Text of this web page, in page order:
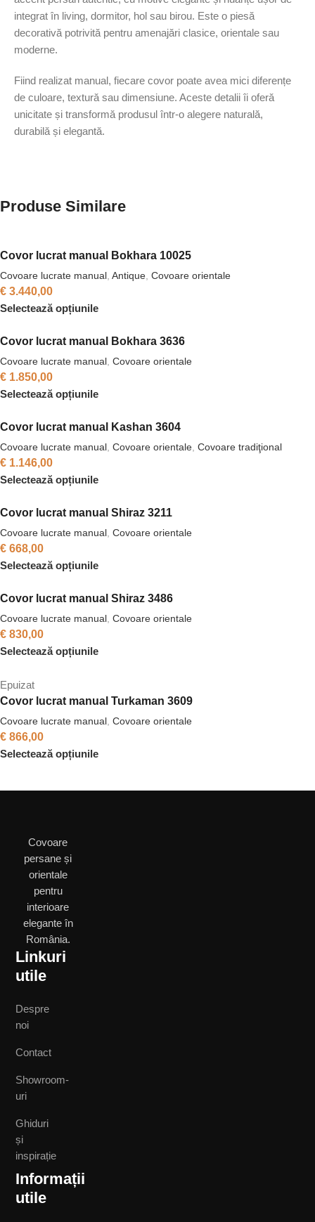
integrat în living, dormitor, hol sau birou. Este o piesă
decorativă potrivită pentru amenajări clasice, orientale sau
moderne.
Fiind realizat manual, fiecare covor poate avea mici diferențe
de culoare, textură sau dimensiune. Aceste detalii îi oferă
unicitate și transformă produsul într-o alegere naturală,
durabilă și elegantă.
Produse Similare
Covor lucrat manual Bokhara 10025
Covoare lucrate manual, Antique, Covoare orientale
€ 3.440,00
Selectează opțiunile
Covor lucrat manual Bokhara 3636
Covoare lucrate manual, Covoare orientale
€ 1.850,00
Selectează opțiunile
Covor lucrat manual Kashan 3604
Covoare lucrate manual, Covoare orientale, Covoare tradiţional
€ 1.146,00
Selectează opțiunile
Covor lucrat manual Shiraz 3211
Covoare lucrate manual, Covoare orientale
€ 668,00
Selectează opțiunile
Covor lucrat manual Shiraz 3486
Covoare lucrate manual, Covoare orientale
€ 830,00
Selectează opțiunile
Epuizat
Covor lucrat manual Turkaman 3609
Covoare lucrate manual, Covoare orientale
€ 866,00
Selectează opțiunile
Covoare
persane și
orientale
pentru
interioare
elegante în
România.
Linkuri
utile
Despre
noi
Contact
Showroom-
uri
Ghiduri
și
inspirație
Informații
utile